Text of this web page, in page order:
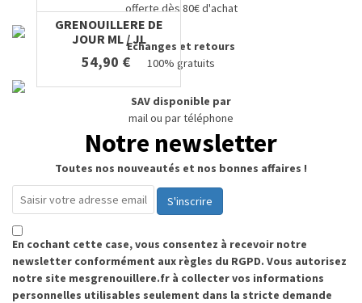
GRENOUILLERE DE
JOUR ML / JL
54,90 €
offerte dès 80€ d'achat
Echanges et retours
100% gratuits
SAV disponible par
mail ou par téléphone
Notre newsletter
Toutes nos nouveautés et nos bonnes affaires !
S'inscrire
En cochant cette case, vous consentez à recevoir notre
newsletter conformément aux règles du RGPD. Vous autorisez
notre site mesgrenouillere.fr à collecter vos informations
personnelles utilisables seulement dans la stricte demande